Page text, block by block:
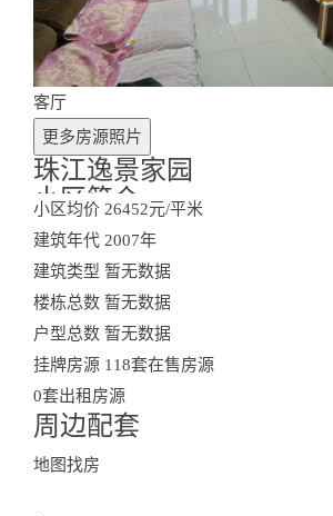
客厅
更多房源照片
珠江逸景家园
小区简介
Residential Community
查看更多小区房产
小区均价 26452元/平米
建筑年代 2007年
建筑类型 暂无数据
楼栋总数 暂无数据
户型总数 暂无数据
挂牌房源 118套在售房源
0套出租房源
周边配套
Surroundings
地图找房